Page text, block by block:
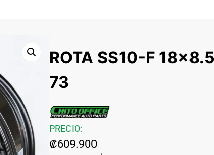
AROS 16
AROS 19
ROTA SS10-F
73
PRECIO:
₡609.900